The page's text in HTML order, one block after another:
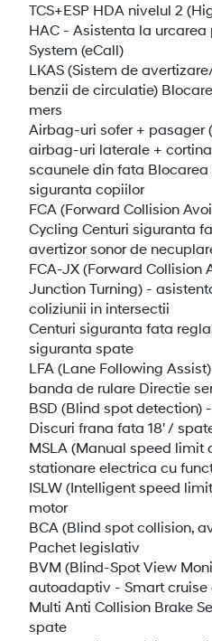
TCS+ESP HDA nivelul 2
HAC - Asistenta la
System (eCall)
LKAS (Sistem de
benzii de circulatie)
mers
Airbag-uri sofer + pasager
airbag-uri laterale +
scaunele din fata
siguranta copiilor
FCA (Forward Collision
Cycling Centuri siguranta
avertizor sonor de
FCA-JX (Forward Collision
Junction Turning) -
coliziunii in intersectii
Centuri siguranta fata
siguranta spate
LFA (Lane Following
banda de rulare Directie
BSD (Blind spot detection)
Discuri frana fata 18' /
MSLA (Manual speed limit
stationare electrica cu
ISLW (Intelligent speed
motor
BCA (Blind spot collision,
Pachet legislativ
BVM (Blind-Spot View
autoadaptiv - Smart
Multi Anti Collision Brake
spate